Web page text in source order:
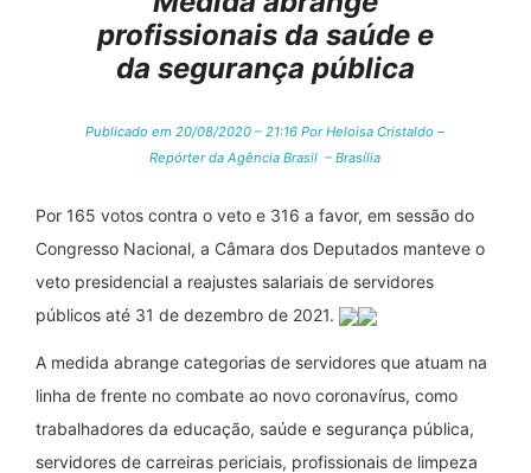
profissionais da saúde e
da segurança pública
Publicado em 20/08/2020 – 21:16 Por Heloisa Cristaldo –
Repórter da Agência Brasil – Brasília
Por 165 votos contra o veto e 316 a favor, em sessão do
Congresso Nacional, a Câmara dos Deputados manteve o
veto presidencial a reajustes salariais de servidores
públicos até 31 de dezembro de 2021.
A medida abrange categorias de servidores que atuam na
linha de frente no combate ao novo coronavírus, como
trabalhadores da educação, saúde e segurança pública,
servidores de carreiras periciais, profissionais de limpeza